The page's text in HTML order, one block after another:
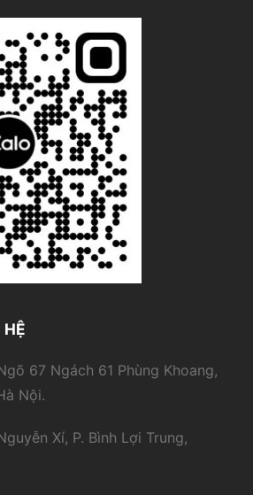
HỆ
67 Ngách 61 Phùng Khoang,
Nội.
Xí, P. Bình Lợi Trung,